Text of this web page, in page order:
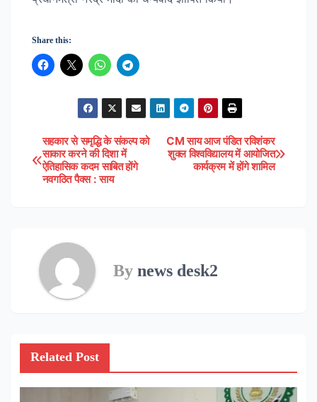
Share this:
Post
navigation
CM साय आज पंडित रविशंकर
शुक्ल विश्वविद्यालय में आयोजित
कार्यक्रम में होंगे शामिल
सहकार से समृद्धि के संकल्प को
साकार करने की दिशा में
ऐतिहासिक कदम साबित होंगे
नवगठित पैक्स : साय
By news desk2
Related Post